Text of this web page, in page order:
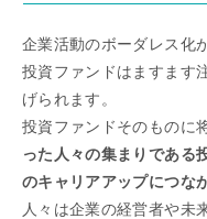
企業活動のボーダレス化
投資ファンドはますます
げられます。
投資ファンドそのものに
った人々の集まりである
のキャリアアップにつな
人々は企業の経営者や未